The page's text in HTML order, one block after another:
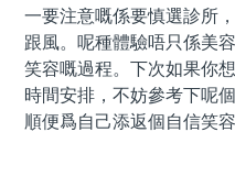
一要注意嘅係要慎選診所
跟風。呢種體驗唔只係美
笑容嘅過程。下次如果你
時間安排，不妨參考下呢
順便爲自己添返個自信笑容